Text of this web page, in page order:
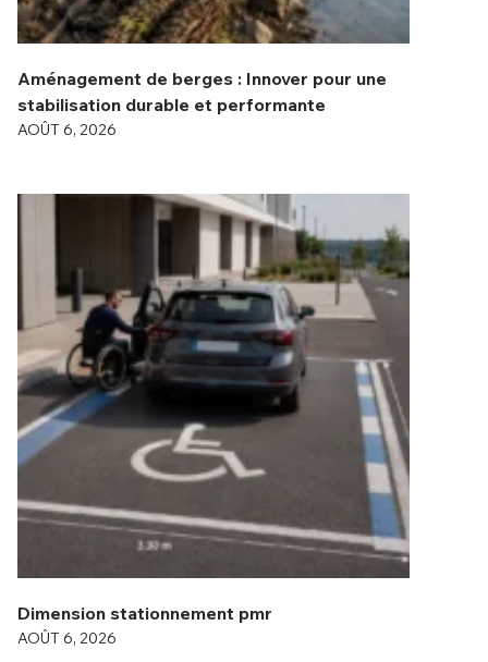
Aménagement de berges : Innover pour une
stabilisation durable et performante
AOÛT 6, 2026
Dimension stationnement pmr
AOÛT 6, 2026